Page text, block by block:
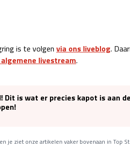
is te volgen via ons liveblog.
livestream.
Dit is wat er precies kapot is aan
je ziet onze artikelen vaker bovenaan in Top